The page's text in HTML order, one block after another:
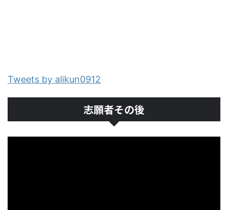
Tweets by alikun0912
志願者その後